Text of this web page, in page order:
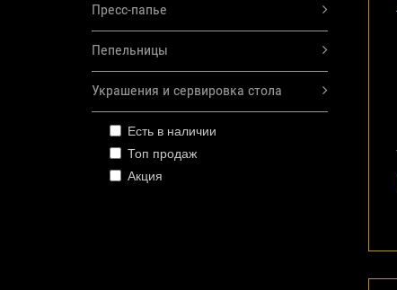
Пресс-папье
Пепельницы
Украшения и сервировка стола
Есть в наличии
Топ продаж
Акция